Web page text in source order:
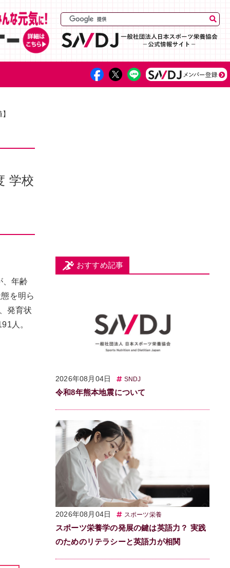
学校
、年齢
を明ら
発育状
人。
おすすめ記事
2026年08月04日 SNDJ
令和8年熊本地震について
2026年08月04日 スポーツ栄養
スポーツ栄養学の発展の鍵は英語力？ 実践
のためのリテラシーと英語力が相関